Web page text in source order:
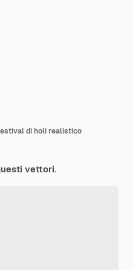
di holi realistico
vettori.